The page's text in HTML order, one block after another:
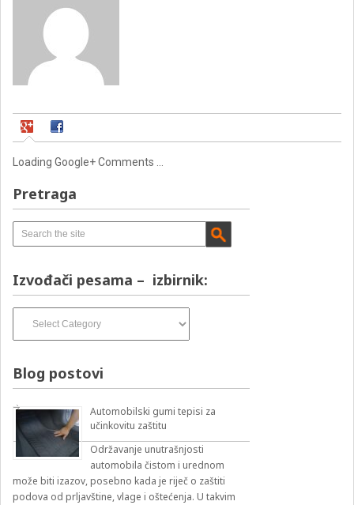
Loading Google+ Comments ...
Pretraga
Izvođači pesama – izbirnik:
pesama
Blog postovi
Automobilski gumi tepisi za
učinkovitu zaštitu
Održavanje unutrašnjosti
automobila čistom i urednom
može biti izazov, posebno kada je riječ o zaštiti
podova od prljavštine, vlage i oštećenja. U takvim